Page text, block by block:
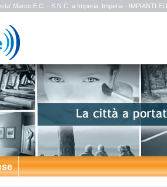
Marco E C. - S.N.C. a Imperia, Imperia - IMPIANTI